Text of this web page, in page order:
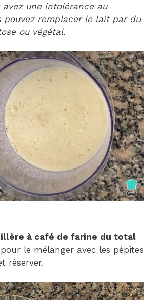
une intolérance au
pouvez remplacer le lait par du
ou végétal.
à café de farine du total
le mélanger avec les pépites
réserver.